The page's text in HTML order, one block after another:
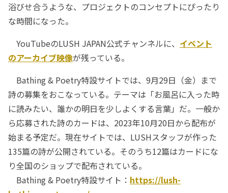
浴びせ合うような、プロジェクトのコンセプトにぴったり
な時間になった。
YouTubeのLUSH JAPAN公式チャンネルに、 イベント
のアーカイブ映像が残っている。
Bathing & Poetry特設サイトでは、9月29日（金）まで
詩の募集をおこなっている。テーマは「お風呂に入った時
に読みたい、誰かの明日を少しよくする言葉」だ。一般か
ら応募された詩のカードは、2023年10月20日から配布が
始まる予定だ。現在サイトでは、LUSHスタッフが作った
135篇の詩が公開されている。そのうち12篇はカードにな
り全国のショップで配布されている。
Bathing & Poetry特設サイト： https://lush-